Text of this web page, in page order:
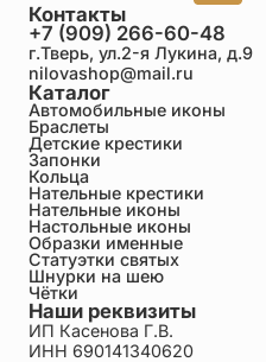
Каталог
Автомобильные иконы
Браслеты
Детские крестики
Запонки
Кольца
Нательные крестики
Нательные иконы
Настольные иконы
Образки именные
Статуэтки святых
Шнурки на шею
Чётки
Контакты
+7 (909) 266-60-48
г.Тверь, ул.2-я Лукина, д.9
nilovashop@mail.ru
Наши реквизиты
ИП Касенова Г.В.
ИНН 690141340620